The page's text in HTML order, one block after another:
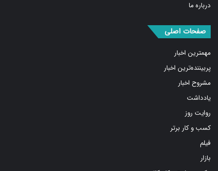
مهمترین اخبار
پربیننده‌ترین اخبار
مشروح اخبار
یادداشت
روایت روز
کسب و کار برتر
فیلم
بازار
عکس و طرح و کاریکاتور